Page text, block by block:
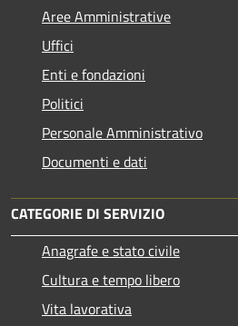
Aree Amministrative
Uffici
Enti e fondazioni
Politici
Personale Amministrativo
Documenti e dati
CATEGORIE DI SERVIZIO
Anagrafe e stato civile
Cultura e tempo libero
Vita lavorativa